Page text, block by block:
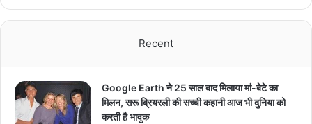
Recent
Google Earth ने 25 साल बाद मिलाया मां-बेटे का
मिलन, सरू ब्रियरली की सच्ची कहानी आज भी दुनिया को
करती है भावुक